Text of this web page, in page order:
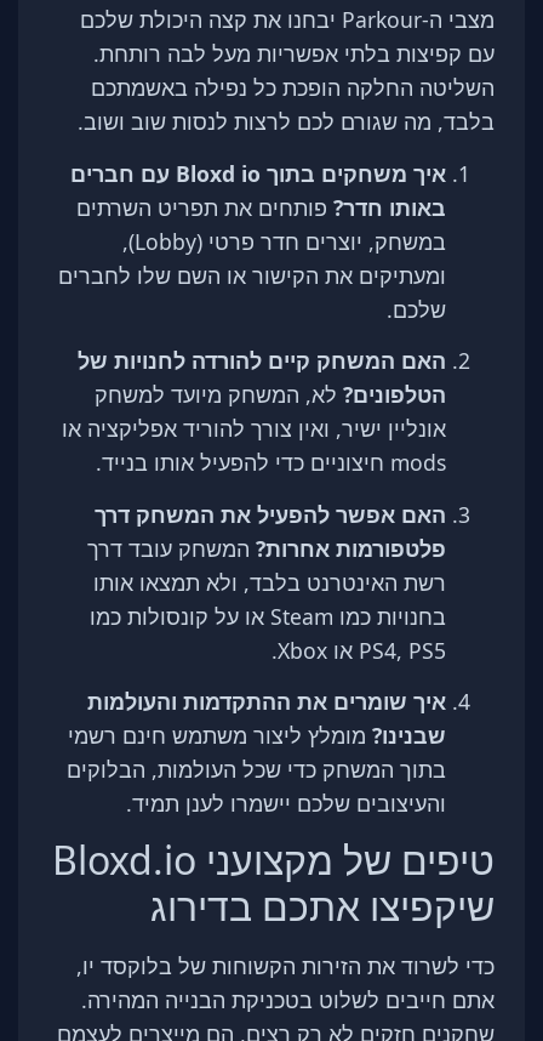
מצבי ה-Parkour יבחנו את קצה היכולת שלכם
עם קפיצות בלתי אפשריות מעל לבה רותחת.
השליטה החלקה הופכת כל נפילה באשמתכם
בלבד, מה שגורם לכם לרצות לנסות שוב ושוב.
איך משחקים בתוך Bloxd io עם חברים
באותו חדר? פותחים את תפריט השרתים
במשחק, יוצרים חדר פרטי (Lobby),
ומעתיקים את הקישור או השם שלו לחברים
שלכם.
האם המשחק קיים להורדה לחנויות של
הטלפונים? לא, המשחק מיועד למשחק
אונליין ישיר, ואין צורך להוריד אפליקציה או
mods חיצוניים כדי להפעיל אותו בנייד.
האם אפשר להפעיל את המשחק דרך
פלטפורמות אחרות? המשחק עובד דרך
רשת האינטרנט בלבד, ולא תמצאו אותו
בחנויות כמו Steam או על קונסולות כמו
PS4, PS5 או Xbox.
איך שומרים את ההתקדמות והעולמות
שבנינו? מומלץ ליצור משתמש חינם רשמי
בתוך המשחק כדי שכל העולמות, הבלוקים
והעיצובים שלכם יישמרו לענן תמיד.
טיפים של מקצועני Bloxd.io
שיקפיצו אתכם בדירוג
כדי לשרוד את הזירות הקשוחות של בלוקסד יו,
אתם חייבים לשלוט בטכניקת הבנייה המהירה.
שחקנים חזקים לא רק רצים, הם מייצרים לעצמם